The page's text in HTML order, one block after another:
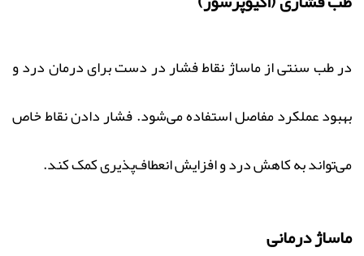
در طب سنتی از ماساژ نقاط فشار در دست برای درمان درد و
بهبود عملکرد مفاصل استفاده می‌شود. فشار دادن نقاط خاص
می‌تواند به کاهش درد و افزایش انعطاف‌پذیری کمک کند.
ماساژ درمانی